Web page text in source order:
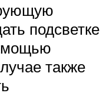
подсветке
также